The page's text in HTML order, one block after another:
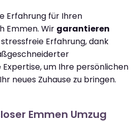
Erfahrung für Ihren
Emmen. Wir garantieren
Erfahrung, dank
Expertise, um Ihre persönlichen
neues Zuhause zu bringen.
Emmen Umzug